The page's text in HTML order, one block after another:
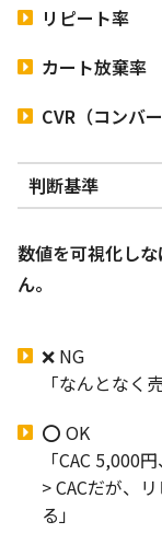
リピート率
カート放棄率
CVR（コンバ
判断基準
数値を可視化し
ん。
❌ NG
「なんとなく
⭕ OK
「CAC 5,000
> CACだが、
る」